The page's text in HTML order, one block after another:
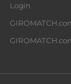
Login